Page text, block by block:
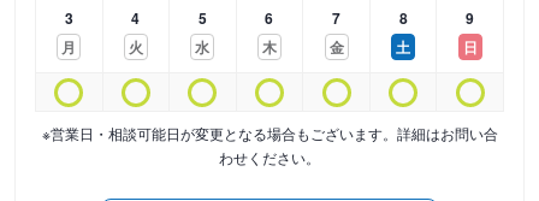
3
月
4
火
5
水
6
木
7
金
8
土
9
日
※営業日・相談可能日が変更となる場合もございます。詳細はお問い合
わせください。